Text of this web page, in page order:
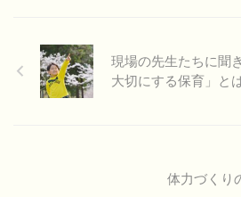
現場の先生たちに聞
大切にする保育」と
体力づくり